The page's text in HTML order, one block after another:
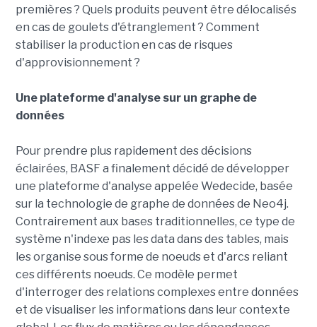
premières ? Quels produits peuvent être délocalisés
en cas de goulets d'étranglement ? Comment
stabiliser la production en cas de risques
d'approvisionnement ?
Une plateforme d'analyse sur un graphe de
données
Pour prendre plus rapidement des décisions
éclairées, BASF a finalement décidé de développer
une plateforme d'analyse appelée Wedecide, basée
sur la technologie de graphe de données de Neo4j.
Contrairement aux bases traditionnelles, ce type de
système n'indexe pas les data dans des tables, mais
les organise sous forme de noeuds et d'arcs reliant
ces différents noeuds. Ce modèle permet
d'interroger des relations complexes entre données
et de visualiser les informations dans leur contexte